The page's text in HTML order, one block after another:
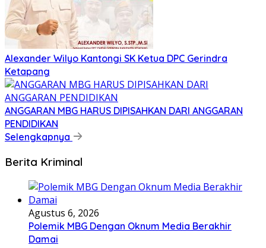
Alexander Wilyo Kantongi SK Ketua DPC Gerindra
Ketapang
ANGGARAN MBG HARUS DIPISAHKAN DARI ANGGARAN
PENDIDIKAN
Selengkapnya
Berita Kriminal
Agustus 6, 2026
Polemik MBG Dengan Oknum Media Berakhir
Damai